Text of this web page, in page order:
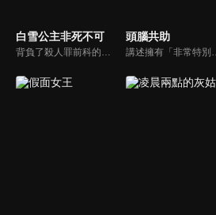
白雪公主非死不可
背負了殺人罪前科的青年正宇，出獄後面對遭到顛覆的人生、滿懷敵意的鄰里、不再親暱的摯友與家人，仍舊試圖為自己翻案，重新發掘十年前案發當天的真相。
頭腦共助
講述擁有「非常特別的大腦」的腦神經科學家與